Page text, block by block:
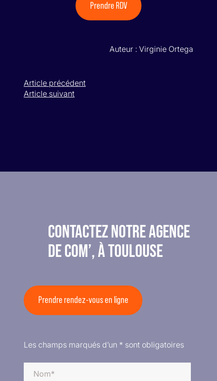
Prendre RDV
Auteur : Virginie Ortega
Article précédent
Article suivant
CONTACTEZ NOTRE AGENCE
DE COM’, À TOULOUSE
Prendre rendez-vous en ligne
Les champs marqués d’un * sont obligatoires